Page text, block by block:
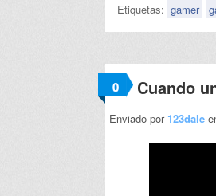
Etiquetas: gamer
0 Cuando
Enviado por 123dale